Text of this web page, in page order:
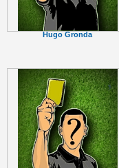
Hugo Gronda